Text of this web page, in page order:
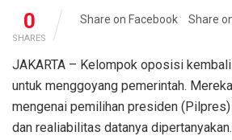
0
SHARES
Share on Facebook Share
JAKARTA – Kelompok oposisi
untuk menggoyang pemerintah.
mengenai pemilihan presiden
dan realiabilitas datanya dipertanyakan.